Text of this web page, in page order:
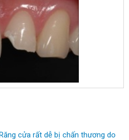
cửa rất dễ bị chấn thương do